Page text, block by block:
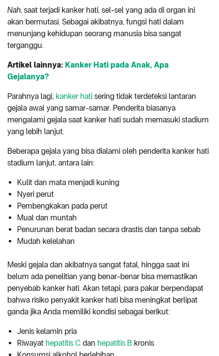
Nah, saat terjadi kanker hati, sel-sel yang ada di organ ini
akan bermutasi. Sebagai akibatnya, fungsi hati dalam
menunjang kehidupan seorang manusia bisa sangat
terganggu.
Artikel lainnya: Kanker Hati pada Anak, Apa
Gejalanya?
Parahnya lagi, kanker hati sering tidak terdeteksi lantaran
gejala awal yang samar-samar. Penderita biasanya
mengalami gejala saat kanker hati sudah memasuki stadium
yang lebih lanjut.
Beberapa gejala yang bisa dialami oleh penderita kanker hati
stadium lanjut, antara lain:
Kulit dan mata menjadi kuning
Nyeri perut
Pembengkakan pada perut
Mual dan muntah
Penurunan berat badan secara drastis dan tanpa sebab
Mudah kelelahan
Meski gejala dan akibatnya sangat fatal, hingga saat ini
belum ada penelitian yang benar-benar bisa memastikan
penyebab kanker hati. Akan tetapi, para pakar berpendapat
bahwa risiko penyakit kanker hati bisa meningkat berlipat
ganda jika Anda memiliki kondisi sebagai berikut:
Jenis kelamin pria
Riwayat hepatitis C dan hepatitis B kronis